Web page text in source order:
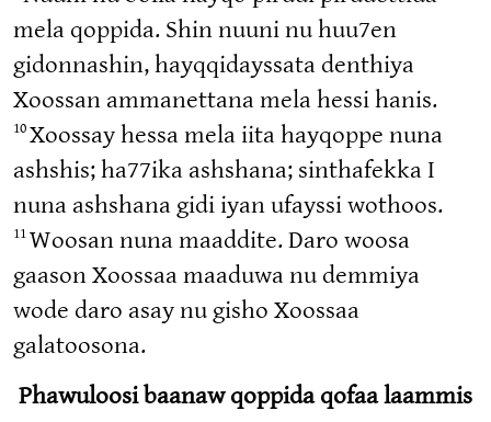
mela qoppida. Shin nuuni nu huu7en
gidonnashin, hayqqidayssata denthiya
Xoossan ammanettana mela hessi hanis.
10Xoossay hessa mela iita hayqoppe nuna
ashshis; ha77ika ashshana; sinthafekka I
nuna ashshana gidi iyan ufayssi wothoos.
11Woosan nuna maaddite. Daro woosa
gaason Xoossaa maaduwa nu demmiya
wode daro asay nu gisho Xoossaa
galatoosona.
Phawuloosi baanaw qoppida qofaa laammis